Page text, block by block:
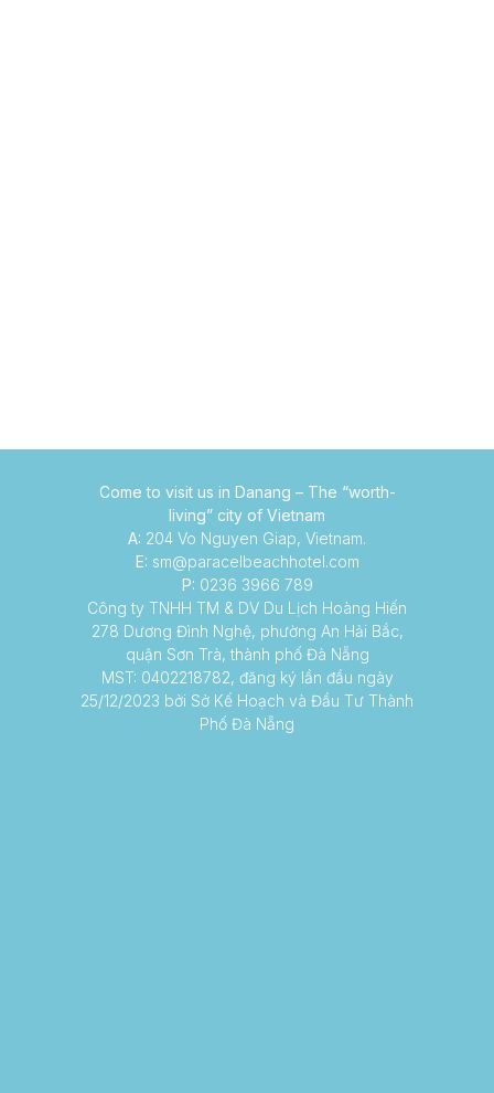
Come to visit us in Danang – The “worth-
living” city of Vietnam
A: 204 Vo Nguyen Giap, Vietnam.
E: sm@paracelbeachhotel.com
P: 0236 3966 789
Công ty TNHH TM & DV Du Lịch Hoàng Hiến
278 Dương Đình Nghệ, phường An Hải Bắc,
quận Sơn Trà, thành phố Đà Nẵng
MST: 0402218782, đăng ký lần đầu ngày
25/12/2023 bởi Sở Kế Hoạch và Đầu Tư Thành
Phố Đà Nẵng